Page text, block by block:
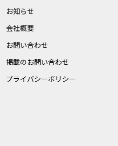
お知らせ
会社概要
お問い合わせ
掲載のお問い合わせ
プライバシーポリシー